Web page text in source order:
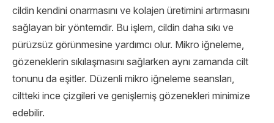
cildin kendini onarmasını ve kolajen üretimini artırmasını
sağlayan bir yöntemdir. Bu işlem, cildin daha sıkı ve
pürüzsüz görünmesine yardımcı olur. Mikro iğneleme,
gözeneklerin sıkılaşmasını sağlarken aynı zamanda cilt
tonunu da eşitler. Düzenli mikro iğneleme seansları,
ciltteki ince çizgileri ve genişlemiş gözenekleri minimize
edebilir.